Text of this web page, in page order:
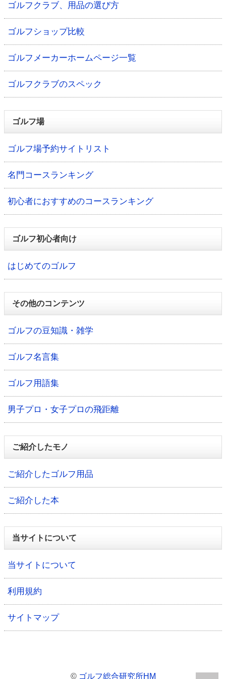
ゴルフクラブ、用品の選び方
ゴルフショップ比較
ゴルフメーカーホームページ一覧
ゴルフクラブのスペック
ゴルフ場
ゴルフ場予約サイトリスト
名門コースランキング
初心者におすすめのコースランキング
ゴルフ初心者向け
はじめてのゴルフ
その他のコンテンツ
ゴルフの豆知識・雑学
ゴルフ名言集
ゴルフ用語集
男子プロ・女子プロの飛距離
ご紹介したモノ
ご紹介したゴルフ用品
ご紹介した本
当サイトについて
当サイトについて
利用規約
サイトマップ
© ゴルフ総合研究所HM